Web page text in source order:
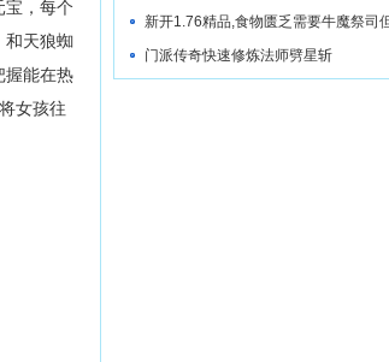
宝，每个
和天狼蜘
握能在热
女孩往
说道
新开1.76精品,食物匮乏需要牛魔祭司
此时
门派传奇快速修炼法师劈星斩